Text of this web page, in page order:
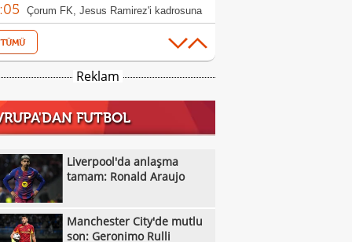
Çorum FK, Jesus Ramirez'i kadrosuna
Fisnik Asllani'nin Leipzig'e transferi son
iptal oldu!
Erzurumspor, Ebosele ile anlaştı!
Fenerbahçe'ye müjdeli haber: Romelu
Manchester City'de mutlu son: Geronimo
Kıvanç Taşyaran ve Buğra Ünal, Avrupa
finale yükseldi
Altay, Tuna Üzümcü ile topbaşı yaptı
Reklam
FUTBOL
Liverpool'da anlaşma
tamam: Ronald Araujo
Manchester City'de mutlu
son: Geronimo Rulli